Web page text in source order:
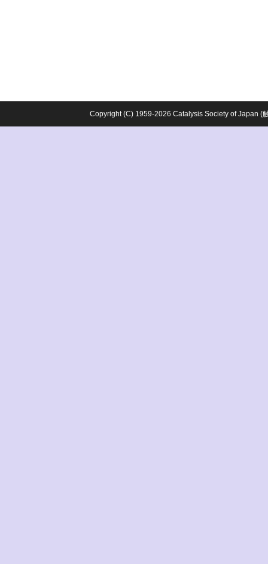
Copyright (C) 1959-2026 Catalysis Society of Japan (